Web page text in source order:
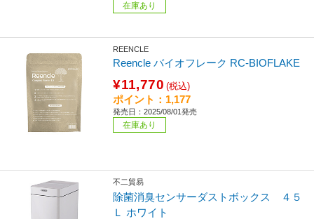
在庫あり
REENCLE
Reencle バイオフレーク RC-BIOFLAKE
¥11,770 (税込)
ポイント：1,177
発売日：2025/08/01発売
在庫あり
不二貿易
除菌消臭センサーダストボックス ４５
Ｌ ホワイト